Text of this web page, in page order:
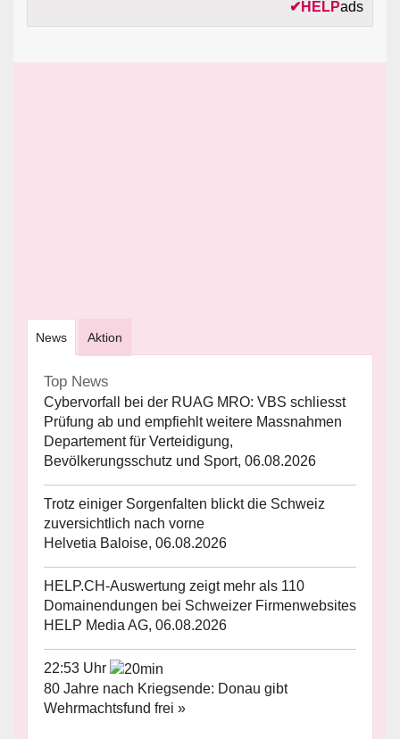
✔ HELPads
News Aktion
Top News
Cybervorfall bei der RUAG MRO: VBS schliesst
Prüfung ab und empfiehlt weitere Massnahmen
Departement für Verteidigung,
Bevölkerungsschutz und Sport, 06.08.2026
Trotz einiger Sorgenfalten blickt die Schweiz
zuversichtlich nach vorne
Helvetia Baloise, 06.08.2026
HELP.CH-Auswertung zeigt mehr als 110
Domainendungen bei Schweizer Firmenwebsites
HELP Media AG, 06.08.2026
22:53 Uhr
80 Jahre nach Kriegsende: Donau gibt
Wehrmachtsfund frei »